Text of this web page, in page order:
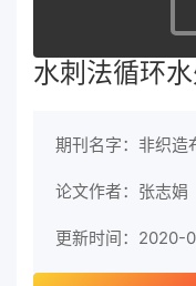
水刺法循环
期刊名字：非织造
论文作者：张志娟
更新时间：2020-